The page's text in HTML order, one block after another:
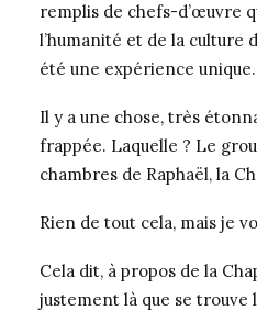
remplis de chefs-d’œuvre
l’humanité et de la culture
été une expérience unique.
Il y a une chose, très
frappée. Laquelle ? Le
chambres de Raphaël, la
Rien de tout cela, mais je
Cela dit, à propos de la
justement là que se trouve